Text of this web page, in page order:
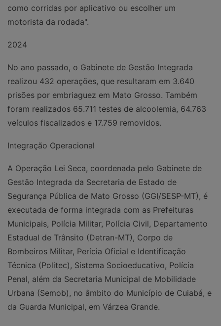
como corridas por aplicativo ou escolher um
motorista da rodada".
2024
No ano passado, o Gabinete de Gestão Integrada
realizou 432 operações, que resultaram em 3.640
prisões por embriaguez em Mato Grosso. Também
foram realizados 65.711 testes de alcoolemia, 64.763
veículos fiscalizados e 17.759 removidos.
Integração Operacional
A Operação Lei Seca, coordenada pelo Gabinete de
Gestão Integrada da Secretaria de Estado de
Segurança Pública de Mato Grosso (GGI/SESP-MT), é
executada de forma integrada com as Prefeituras
Municipais, Polícia Militar, Polícia Civil, Departamento
Estadual de Trânsito (Detran-MT), Corpo de
Bombeiros Militar, Perícia Oficial e Identificação
Técnica (Politec), Sistema Socioeducativo, Polícia
Penal, além da Secretaria Municipal de Mobilidade
Urbana (Semob), no âmbito do Município de Cuiabá, e
da Guarda Municipal, em Várzea Grande.